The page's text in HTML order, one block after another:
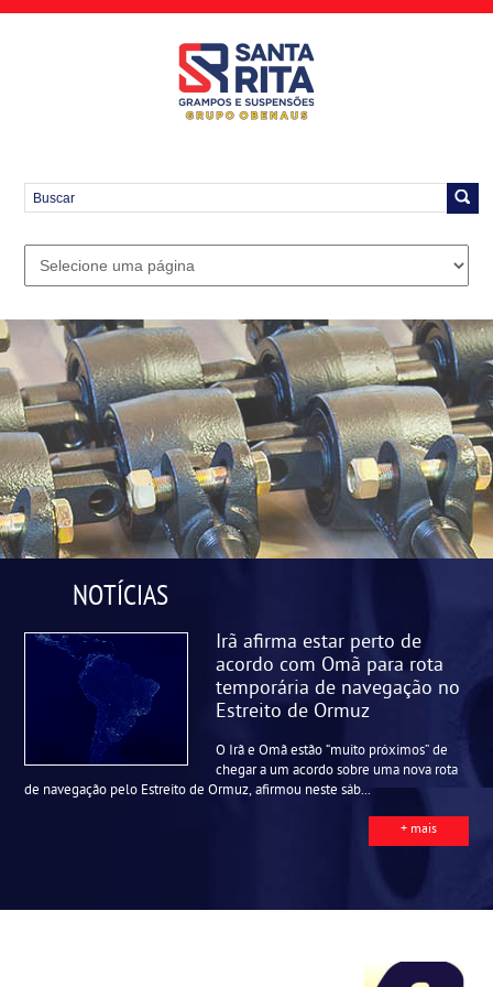
NOTÍCIAS
Irã afirma estar perto de
acordo com Omã para rota
temporária de navegação no
Estreito de Ormuz
O Irã e Omã estão “muito próximos” de
chegar a um acordo sobre uma nova rota
de navegação pelo Estreito de Ormuz, afirmou neste sáb...
+ mais